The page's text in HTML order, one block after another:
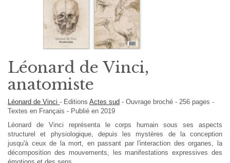
Léonard de Vinci,
anatomiste
Léonard de Vinci - Editions Actes sud - Ouvrage broché - 256 pages -
Textes en Français - Publié en 2019
Léonard de Vinci représenta le corps humain sous ses aspects
structurel et physiologique, depuis les mystères de la conception
jusqu'à ceux de la mort, en passant par l'interaction des organes, la
décomposition des mouvements, les manifestations expressives des